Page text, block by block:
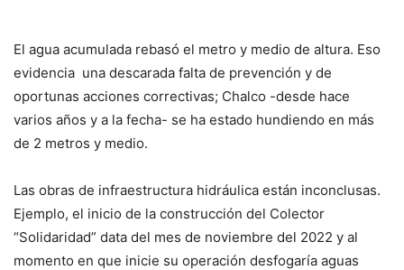
El agua acumulada rebasó el metro y medio de altura. Eso
evidencia una descarada falta de prevención y de
oportunas acciones correctivas; Chalco -desde hace
varios años y a la fecha- se ha estado hundiendo en más
de 2 metros y medio.
Las obras de infraestructura hidráulica están inconclusas.
Ejemplo, el inicio de la construcción del Colector
“Solidaridad” data del mes de noviembre del 2022 y al
momento en que inicie su operación desfogaría aguas